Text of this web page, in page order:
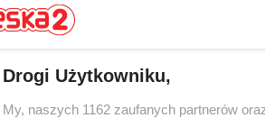
Drogi Użytkowniku,
My, naszych 1162 zaufanych partnerów